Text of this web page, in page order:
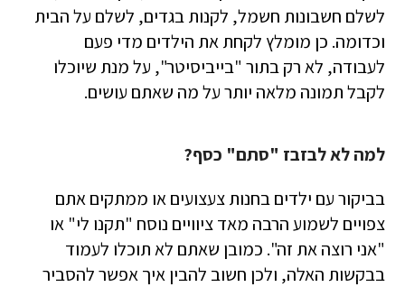
לשלם חשבונות חשמל, לקנות בגדים, לשלם על הבית
וכדומה. כן מומלץ לקחת את הילדים מדי פעם
לעבודה, לא רק בתור "בייביסיטר", על מנת שיוכלו
לקבל תמונה מלאה יותר על מה שאתם עושים.
למה לא לבזבז "סתם" כסף?
בביקור עם ילדים בחנות צעצועים או ממתקים אתם
צפויים לשמוע הרבה מאד ציוויים נוסח "תקנו לי" או
"אני רוצה את זה". כמובן שאתם לא תוכלו לעמוד
בבקשות האלה, ולכן חשוב להבין איך אפשר להסביר